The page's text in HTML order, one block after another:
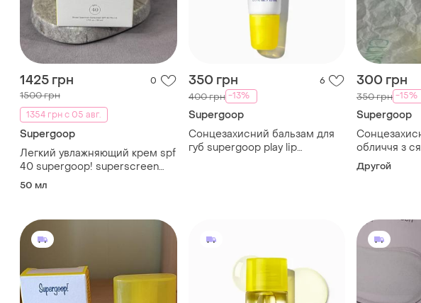
1425 грн 0
1500 грн
1354 грн с 05 авг.
Supergoop
Легкий увлажняющий крем spf
40 supergoop! superscreen
hydrating day cream spf 40 50
50 мл
350 грн 6
400 грн -13%
Supergoop
Сонцезахисний бальзам для
губ supergoop play lip
300 грн
350 грн -15%
Supergoop
обличчя з
supergoop!
40, 10 мл
Другой